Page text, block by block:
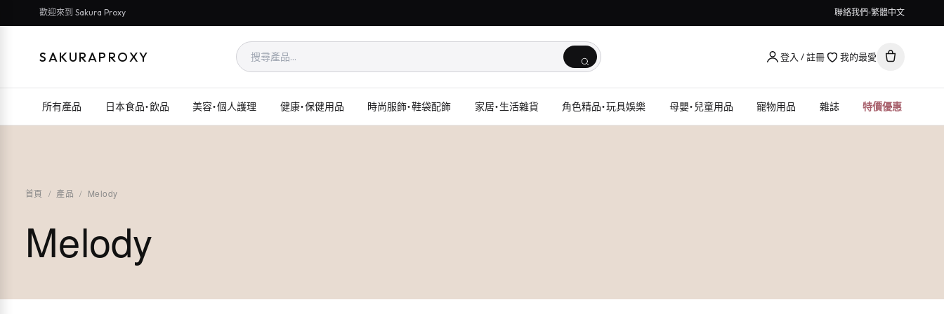
歡迎來到 Sakura Proxy 聯絡我們 繁體中文
SAKURAPROXY 登入 / 註冊 我的最愛
所有產品 日本食品・飲品 美容・個人護理 健康・保健用品 時尚服飾・鞋袋配飾 家居・生活雜貨 角色精品・玩具娛樂 母嬰・兒童用品 寵物用品 雜誌 特價優惠
首頁 / 產品 / Melody
Melody